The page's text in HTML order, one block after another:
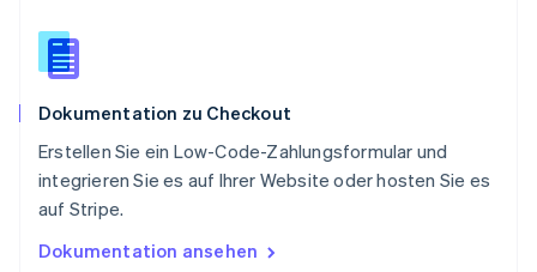
Dokumentation zu Checkout
Erstellen Sie ein Low-Code-Zahlungsformular und
integrieren Sie es auf Ihrer Website oder hosten Sie es
auf Stripe.
Dokumentation ansehen
China
English
EspañolEnglish
Thailand
Tschechische Republik
English
English